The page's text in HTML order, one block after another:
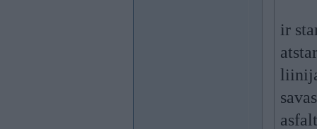
ir